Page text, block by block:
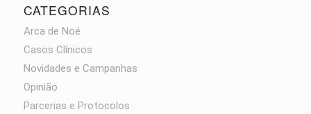
CATEGORIAS
Arca de Noé
Casos Clínicos
Novidades e Campanhas
Opinião
Parcerias e Protocolos